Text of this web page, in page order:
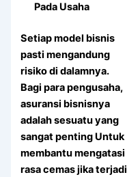
Pada Usaha
Setiap model bisnis
pasti mengandung
risiko di dalamnya.
Bagi para pengusaha,
asuransi bisnisnya
adalah sesuatu yang
sangat penting Untuk
membantu mengatasi
rasa cemas jika terjadi